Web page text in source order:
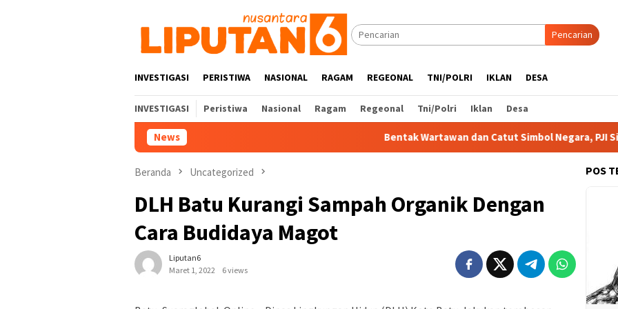
Pencarian
INVESTIGASI PERISTIWA NASIONAL RAGAM REGEONAL TNI/POLRI IKLAN DESA
INVESTIGASI Peristiwa Nasional Ragam Regeonal Tni/Polri Iklan Desa
News Bentak Wartawan dan Catut Simbol Negara, PJI Siapkan
Beranda Uncategorized
DLH Batu Kurangi Sampah Organik Dengan
Cara Budidaya Magot
Liputan6
Maret 1, 2022
6 views
POS